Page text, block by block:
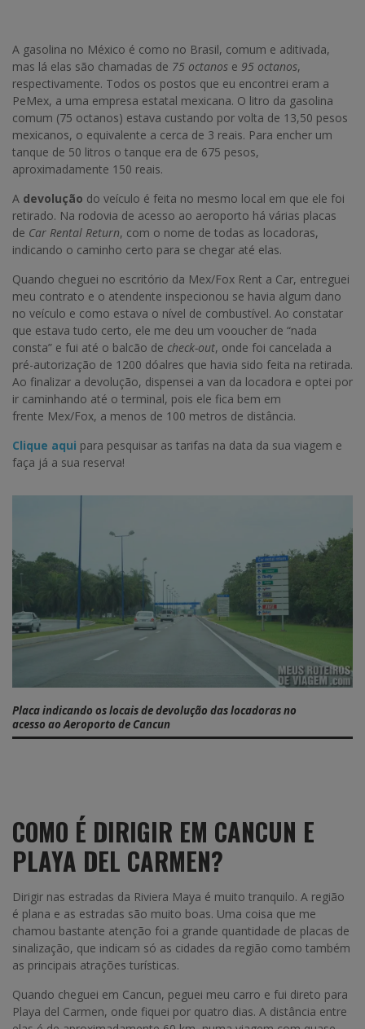
A gasolina no México é como no Brasil, comum e aditivada,
mas lá elas são chamadas de 75 octanos e 95 octanos,
respectivamente. Todos os postos que eu encontrei eram a
PeMex, a uma empresa estatal mexicana. O litro da gasolina
comum (75 octanos) estava custando por volta de 13,50 pesos
mexicanos, o equivalente a cerca de 3 reais. Para encher um
tanque de 50 litros o tanque era de 675 pesos,
aproximadamente 150 reais.
A devolução do veículo é feita no mesmo local em que ele foi
retirado. Na rodovia de acesso ao aeroporto há várias placas
de Car Rental Return, com o nome de todas as locadoras,
indicando o caminho certo para se chegar até elas.
Quando cheguei no escritório da Mex/Fox Rent a Car, entreguei
meu contrato e o atendente inspecionou se havia algum dano
no veículo e como estava o nível de combustível. Ao constatar
que estava tudo certo, ele me deu um vooucher de “nada
consta” e fui até o balcão de check-out, onde foi cancelada a
pré-autorização de 1200 dóalres que havia sido feita na retirada.
Ao finalizar a devolução, dispensei a van da locadora e optei por
ir caminhando até o terminal, pois ele fica bem em
frente Mex/Fox, a menos de 100 metros de distância.
Clique aqui para pesquisar as tarifas na data da sua viagem e
faça já a sua reserva!
Placa indicando os locais de devolução das locadoras no
acesso ao Aeroporto de Cancun
COMO É DIRIGIR EM CANCUN E
PLAYA DEL CARMEN?
Dirigir nas estradas da Riviera Maya é muito tranquilo. A região
é plana e as estradas são muito boas. Uma coisa que me
chamou bastante atenção foi a grande quantidade de placas de
sinalização, que indicam só as cidades da região como também
as principais atrações turísticas.
Quando cheguei em Cancun, peguei meu carro e fui direto para
Playa del Carmen, onde fiquei por quatro dias. A distância entre